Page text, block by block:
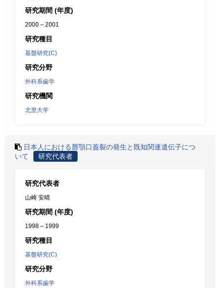
研究期間 (年度)
2000 – 2001
研究種目
基盤研究(C)
研究分野
外科系歯学
研究機関
北里大学
日本人における唇顎口蓋裂の発生と既知関連遺伝子につ
いて
研究代表者
研究代表者
山崎 安晴
研究期間 (年度)
1998 – 1999
研究種目
基盤研究(C)
研究分野
外科系歯学